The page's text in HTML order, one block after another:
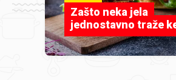
Zašto neka jela
jednostavno traže